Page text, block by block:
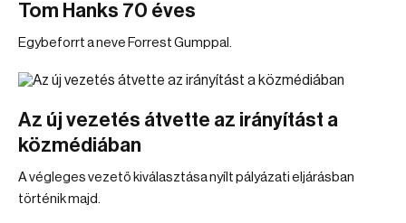
Tom Hanks 70 éves
Egybeforrt a neve Forrest Gumppal.
Az új vezetés átvette az irányítást a
közmédiában
A végleges vezető kiválasztása nyílt pályázati eljárásban
történik majd.